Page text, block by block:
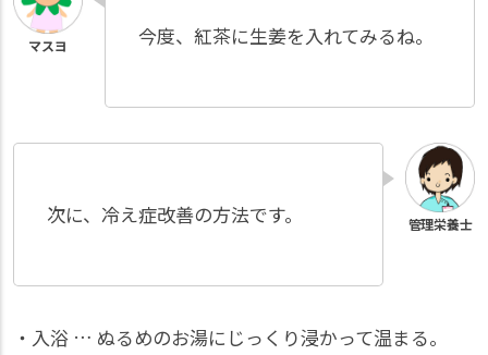
今度、紅茶に生姜を入れてみるね。
次に、冷え症改善の方法です。
・入浴 … ぬるめのお湯にじっくり浸かって温まる。